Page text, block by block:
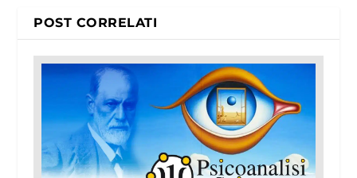
POST CORRELATI